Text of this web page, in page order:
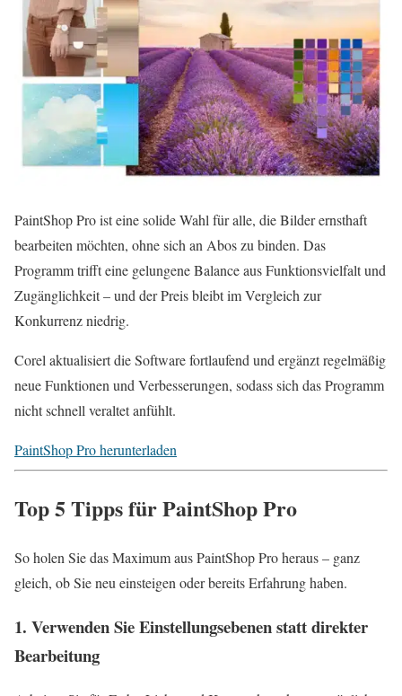
PaintShop Pro ist eine solide Wahl für alle, die Bilder ernsthaft
bearbeiten möchten, ohne sich an Abos zu binden. Das
Programm trifft eine gelungene Balance aus Funktionsvielfalt und
Zugänglichkeit – und der Preis bleibt im Vergleich zur
Konkurrenz niedrig.
Corel aktualisiert die Software fortlaufend und ergänzt regelmäßig
neue Funktionen und Verbesserungen, sodass sich das Programm
nicht schnell veraltet anfühlt.
PaintShop Pro herunterladen
Top 5 Tipps für PaintShop Pro
So holen Sie das Maximum aus PaintShop Pro heraus – ganz
gleich, ob Sie neu einsteigen oder bereits Erfahrung haben.
1. Verwenden Sie Einstellungsebenen statt direkter
Bearbeitung